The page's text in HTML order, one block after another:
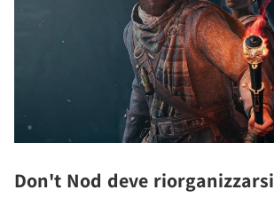
Don't Nod deve riorganizzarsi